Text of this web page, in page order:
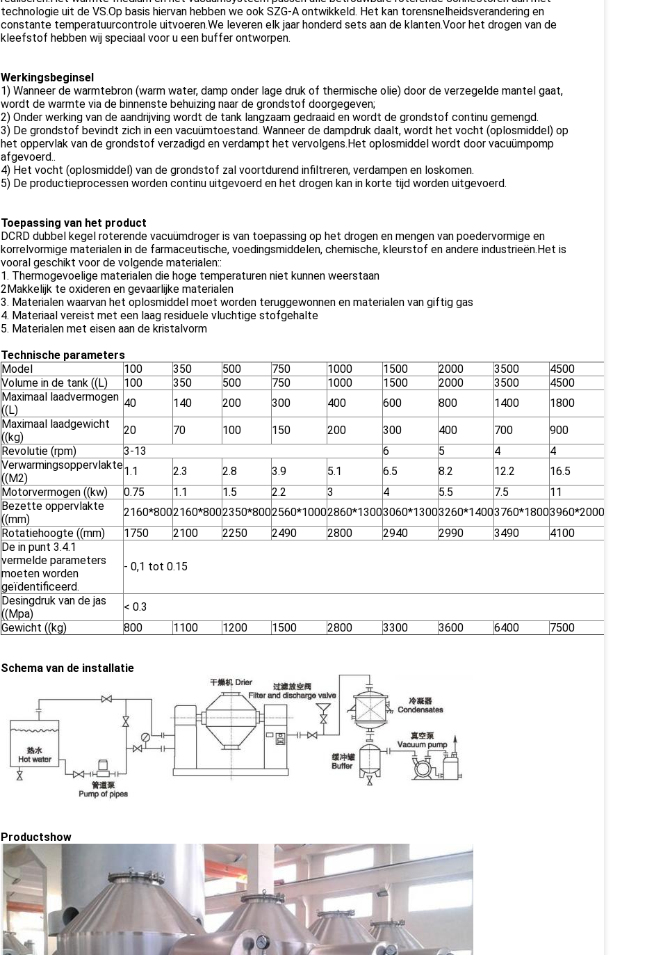
technologie uit de VS.Op basis hiervan hebben we ook SZG-A ontwikkeld. Het kan torensnelheidsverandering en
constante temperatuurcontrole uitvoeren.We leveren elk jaar honderd sets aan de klanten.Voor het drogen van de
kleefstof hebben wij speciaal voor u een buffer ontworpen.
Werkingsbeginsel
1) Wanneer de warmtebron (warm water, damp onder lage druk of thermische olie) door de verzegelde mantel gaat,
wordt de warmte via de binnenste behuizing naar de grondstof doorgegeven;
2) Onder werking van de aandrijving wordt de tank langzaam gedraaid en wordt de grondstof continu gemengd.
3) De grondstof bevindt zich in een vacuümtoestand. Wanneer de dampdruk daalt, wordt het vocht (oplosmiddel) op
het oppervlak van de grondstof verzadigd en verdampt het vervolgens.Het oplosmiddel wordt door vacuümpomp
afgevoerd..
4) Het vocht (oplosmiddel) van de grondstof zal voortdurend infiltreren, verdampen en loskomen.
5) De productieprocessen worden continu uitgevoerd en het drogen kan in korte tijd worden uitgevoerd.
Toepassing van het product
DCRD dubbel kegel roterende vacuümdroger is van toepassing op het drogen en mengen van poedervormige en
korrelvormige materialen in de farmaceutische, voedingsmiddelen, chemische, kleurstof en andere industrieën.Het is
vooral geschikt voor de volgende materialen::
1. Thermogevoelige materialen die hoge temperaturen niet kunnen weerstaan
2Makkelijk te oxideren en gevaarlijke materialen
3. Materialen waarvan het oplosmiddel moet worden teruggewonnen en materialen van giftig gas
4. Materiaal vereist met een laag residuele vluchtige stofgehalte
5. Materialen met eisen aan de kristalvorm
Technische parameters
Model
100 350 500 750 1000 1500 2000 3500 4500
Volume in de tank ((L)
100 350 500 750 1000 1500 2000 3500 4500
Maximaal laadvermogen
((L)
40 140 200 300 400 600 800 1400 1800
Maximaal laadgewicht
((kg)
20 70 100 150 200 300 400 700 900
Revolutie (rpm)
3-13 6 5 4 4
Verwarmingsoppervlakte
((M2)
1.1 2.3 2.8 3.9 5.1 6.5 8.2 12.2 16.5
Motorvermogen ((kw)
0.75 1.1 1.5 2.2 3 4 5.5 7.5 11
Bezette oppervlakte
((mm)
2160*8002160*8002350*8002560*10002860*13003060*13003260*14003760*18003960*2000
Rotatiehoogte ((mm)
1750 2100 2250 2490 2800 2940 2990 3490 4100
De in punt 3.4.1
vermelde parameters
moeten worden
geïdentificeerd.
- 0,1 tot 0.15
Desingdruk van de jas
((Mpa)
< 0.3
Gewicht ((kg)
800 1100 1200 1500 2800 3300 3600 6400 7500
Schema van de installatie
Productshow